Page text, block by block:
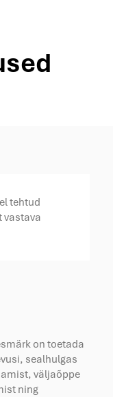
tehtud
vastava
on toetada
sealhulgas
väljaõppe
ning